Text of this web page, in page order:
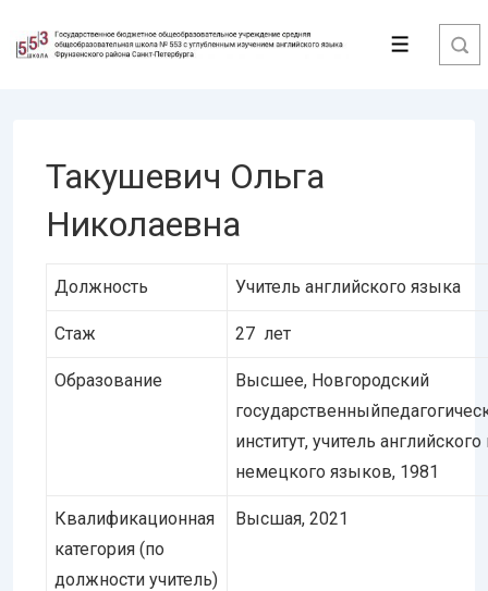
Перейти
Меню
Такушевич Ольга
Николаевна
Должность Учитель английского языка
Стаж 27 лет
Образование
Высшее, Новгородский
институт, учитель английского
немецкого языков, 1981
Квалификационная
категория (по
должности учитель)
Высшая, 2021